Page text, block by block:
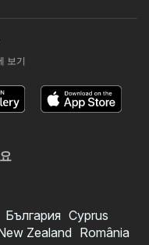
보기
България Cyprus
Zealand România